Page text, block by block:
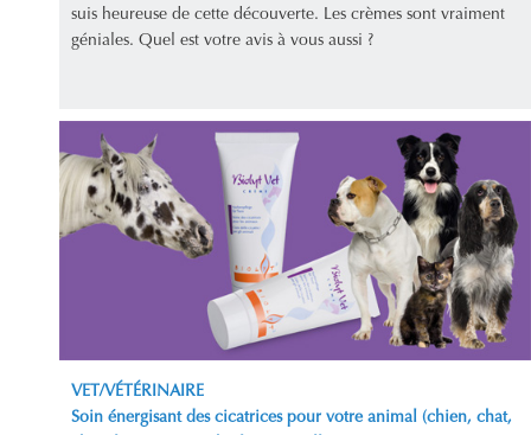
suis heureuse de cette découverte. Les crèmes sont vraiment
géniales. Quel est votre avis à vous aussi ?
VET/VÉTÉRINAIRE
Soin énergisant des cicatrices pour votre animal (chien, chat,